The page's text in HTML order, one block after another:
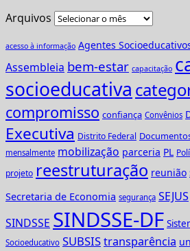
Arquivos
acesso à informação Agentes
Assembleia bem-estar capacitação
socioeducativa
compromisso confiança Convênios
Executiva Distrito Federal
mensalmente mobilização parceria PL
projeto reestruturação reunião
Secretaria de Economia segurança SEJUS
SINDSSE SINDSSE-DF
Socioeducativo SUBSIStransparência